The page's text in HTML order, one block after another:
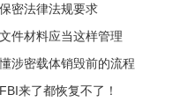
密法律法规要求
件材料应当这样管理
涉密载体销毁前的流程
来了都恢复不了！